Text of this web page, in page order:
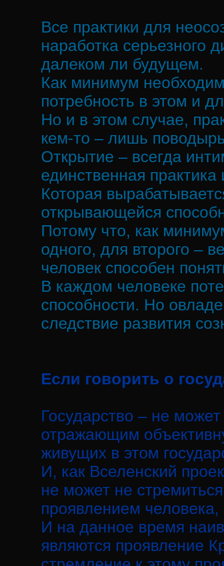
Все практики для
наработка серьезного
далеком ли будущем.
Как минимум
потребность в этом и
Но и в этом случае,
кем-то – лишь
Открытие – всегда
единственная
Которая
открывающейся
Потому что, как
одного, для второго –
человек способен
В каждом человеке
способности. Но
следствие развития
Если говорить о
Государство – не
отражающим
живущих в этом
И, как Вселенский
не может не
проявлением
И на данное время
являются проявление